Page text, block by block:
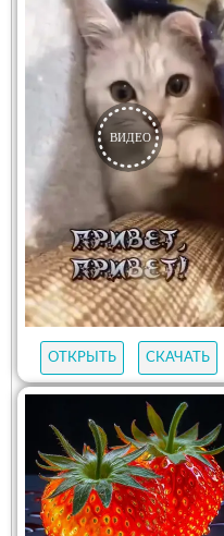
ОТКРЫТЬ СКАЧАТЬ